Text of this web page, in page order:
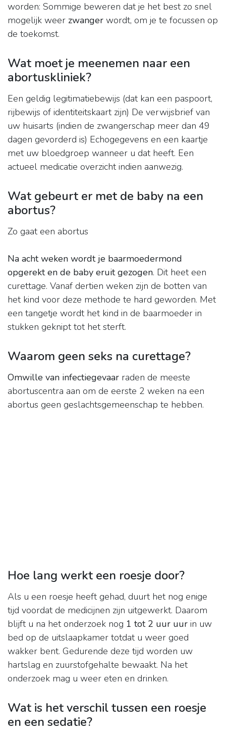
worden: Sommige beweren dat je het best zo snel
mogelijk weer zwanger wordt, om je te focussen op
de toekomst.
Wat moet je meenemen naar een
abortuskliniek?
Een geldig legitimatiebewijs (dat kan een paspoort,
rijbewijs of identiteitskaart zijn) De verwijsbrief van
uw huisarts (indien de zwangerschap meer dan 49
dagen gevorderd is) Echogegevens en een kaartje
met uw bloedgroep wanneer u dat heeft. Een
actueel medicatie overzicht indien aanwezig.
Wat gebeurt er met de baby na een
abortus?
Zo gaat een abortus
Na acht weken wordt je baarmoedermond
opgerekt en de baby eruit gezogen. Dit heet een
curettage. Vanaf dertien weken zijn de botten van
het kind voor deze methode te hard geworden. Met
een tangetje wordt het kind in de baarmoeder in
stukken geknipt tot het sterft.
Waarom geen seks na curettage?
Omwille van infectiegevaar raden de meeste
abortuscentra aan om de eerste 2 weken na een
abortus geen geslachtsgemeenschap te hebben.
Hoe lang werkt een roesje door?
Als u een roesje heeft gehad, duurt het nog enige
tijd voordat de medicijnen zijn uitgewerkt. Daarom
blijft u na het onderzoek nog 1 tot 2 uur uur in uw
bed op de uitslaapkamer totdat u weer goed
wakker bent. Gedurende deze tijd worden uw
hartslag en zuurstofgehalte bewaakt. Na het
onderzoek mag u weer eten en drinken.
Wat is het verschil tussen een roesje
en een sedatie?